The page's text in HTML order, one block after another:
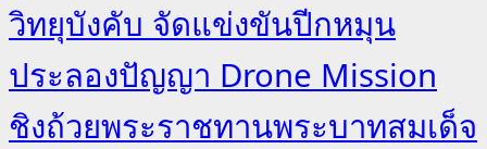
วิทยุบังคับ จัดแข่งขันปีกหมุน
ประลองปัญญา Drone Mission
ชิงถ้วยพระราชทานพระบาทสมเด็จ